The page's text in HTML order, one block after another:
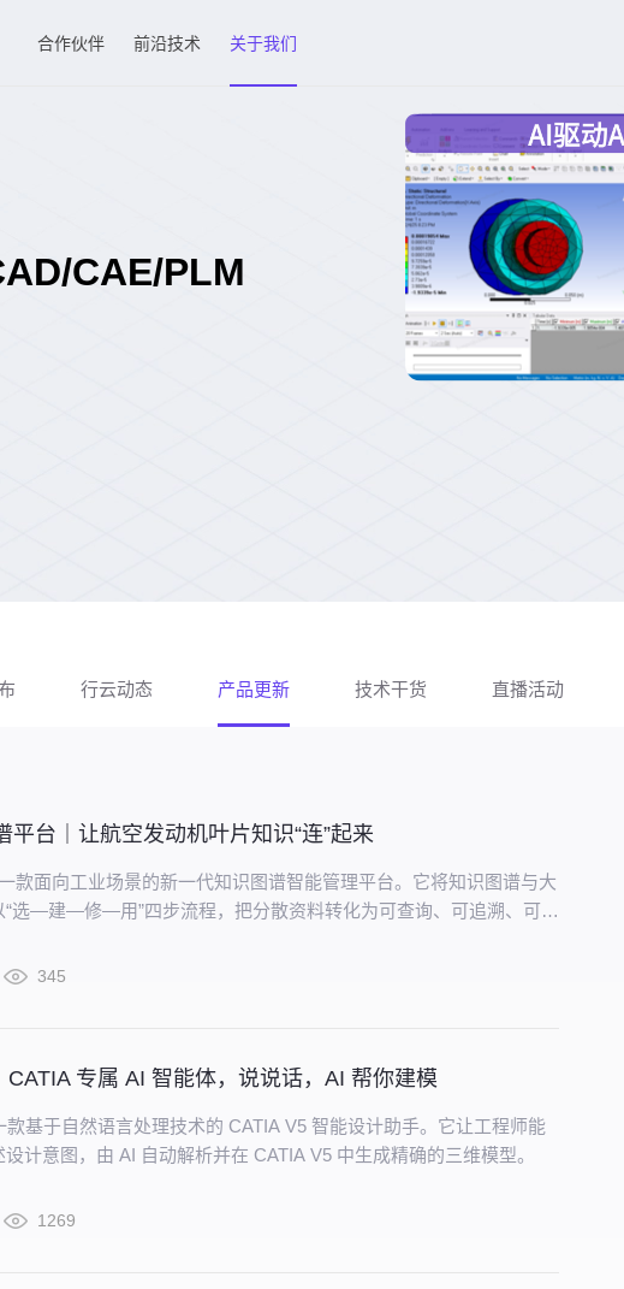
合作伙伴 前沿技术 关于我们
CAE/PLM
行云动态 产品更新 技术干货 直播活动
平台｜让航空发动机叶片知识“连”起来
款面向工业场景的新一代知识图谱智能管理平台。它将知识图谱与大
“选—建—修—用”四步流程，把分散资料转化为可查询、可追溯、可持
345
CATIA 专属 AI 智能体，说说话，AI 帮你建模
款基于自然语言处理技术的 CATIA V5 智能设计助手。它让工程师能
计意图，由 AI 自动解析并在 CATIA V5 中生成精确的三维模型。
1269